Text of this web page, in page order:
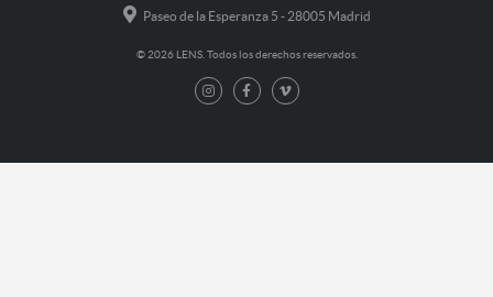
Paseo de la Esperanza 5 - 28005 Madrid
© 2026 LENS. Todos los derechos reservados.